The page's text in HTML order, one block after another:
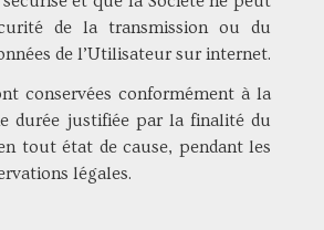
de la transmission ou du
de l’Utilisateur sur internet.
conservées conformément à la
durée justifiée par la finalité du
tout état de cause, pendant les
légales.